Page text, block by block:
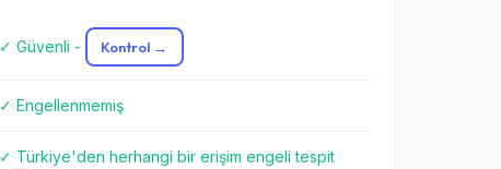
✓ Güvenli - Kontrol →
✓ Engellenmemiş
✓ Türkiye'den herhangi bir erişim engeli tespit